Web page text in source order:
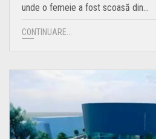
unde o femeie a fost scoasă din…
CONTINUARE...